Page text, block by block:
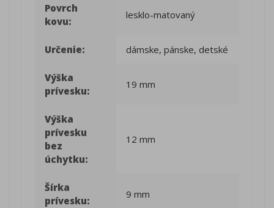
Povrch
kovu:
lesklo-matovaný
Určenie: dámske, pánske, detské
Výška
prívesku:
19 mm
Výška
prívesku
bez
úchytku:
12 mm
Šírka
prívesku:
9 mm